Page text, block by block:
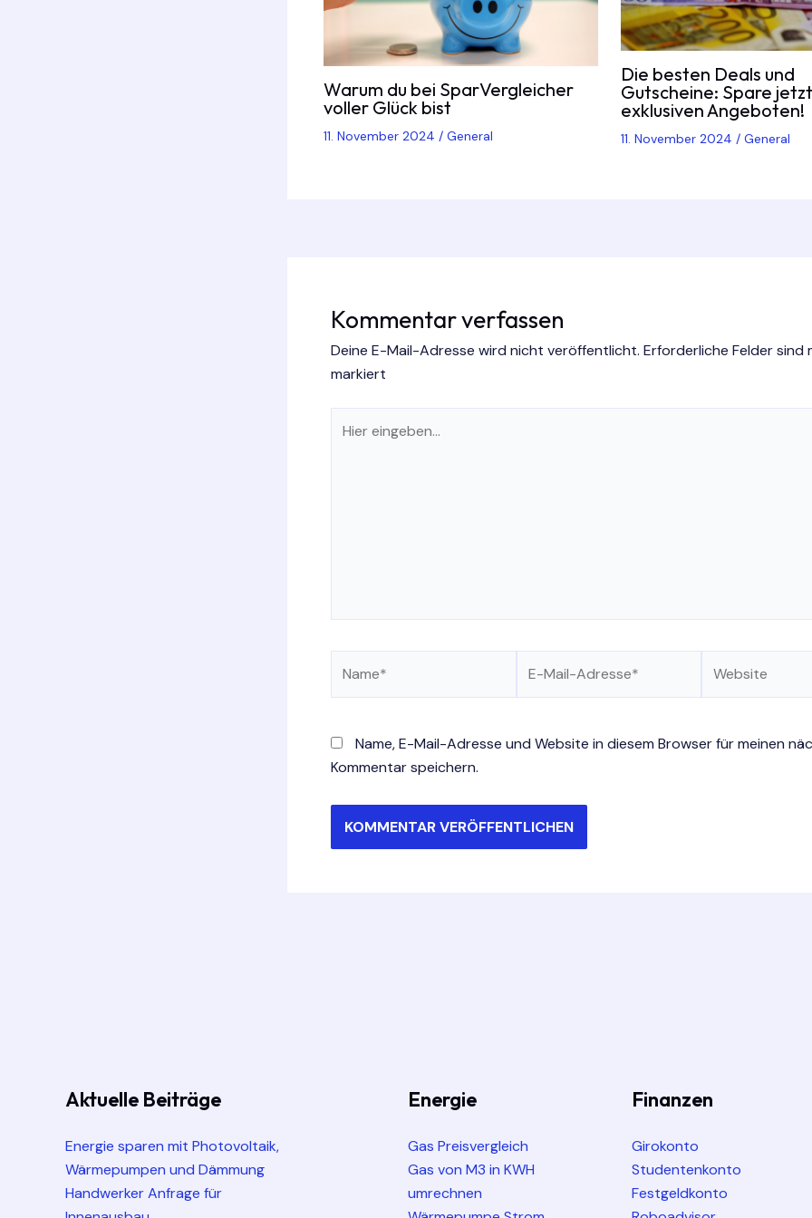
Warum du bei SparVergleicher
voller Glück bist
11. November 2024 / General
Die besten Deals und
Gutscheine: Spare
exklusiven Angeboten!
11. November 2024 / General
Kommentar verfassen
Deine E-Mail-Adresse wird nicht veröffentlicht. Erforderliche Felder sind
markiert
eingeben…
Mail-
Name, E-Mail-Adresse und Website in diesem Browser für meinen
Kommentar speichern.
Aktuelle Beiträge
Energie sparen mit Photovoltaik,
Wärmepumpen und Dämmung
Handwerker Anfrage für
Energie
Gas Preisvergleich
Gas von M3 in KWH
umrechnen
Finanzen
Girokonto
Studentenkonto
Festgeldkonto